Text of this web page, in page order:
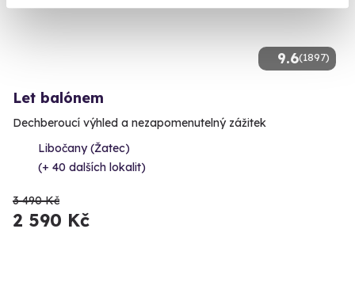
9.6(1897)
Let balónem
Dechberoucí výhled a nezapomenutelný zážitek
Libočany (Žatec)
(+ 40 dalších lokalit)
3 490 Kč
2 590 Kč